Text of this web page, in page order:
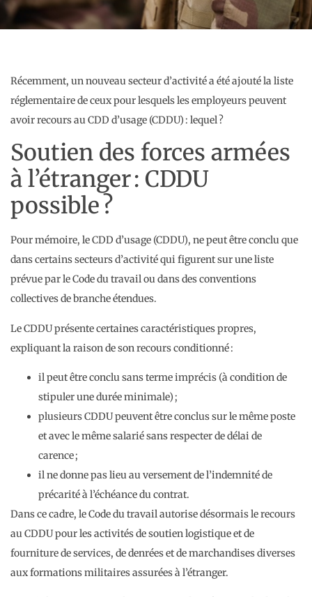
Récemment, un nouveau secteur d’activité a été ajouté la liste
réglementaire de ceux pour lesquels les employeurs peuvent
avoir recours au CDD d’usage (CDDU) : lequel ?
Soutien des forces armées
à l’étranger : CDDU
possible ?
Pour mémoire, le CDD d’usage (CDDU), ne peut être conclu que
dans certains secteurs d’activité qui figurent sur une liste
prévue par le Code du travail ou dans des conventions
collectives de branche étendues.
Le CDDU présente certaines caractéristiques propres,
expliquant la raison de son recours conditionné :
il peut être conclu sans terme imprécis (à condition de
stipuler une durée minimale) ;
plusieurs CDDU peuvent être conclus sur le même poste
et avec le même salarié sans respecter de délai de
carence ;
il ne donne pas lieu au versement de l’indemnité de
précarité à l’échéance du contrat.
Dans ce cadre, le Code du travail autorise désormais le recours
au CDDU pour les activités de soutien logistique et de
fourniture de services, de denrées et de marchandises diverses
aux formations militaires assurées à l’étranger.